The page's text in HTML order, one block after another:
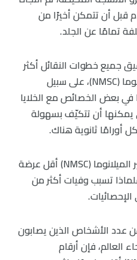
قبل أن تتمكن أخيرًا من
تمامًا عن الجلد.
جميع خطوات النقائل أكثر
من خلايا السرطانات غير الميلانوما (NMSC)، على سبيل
في بعض الخصائص مع الخلايا
يمكنها أن تتكيّف بسهولة
أورامًا ثانوية هناك.
إذا كان الأمر أن السرطانات غير الميلانوما (NMSC) أقل عرضة
تسبب وفيات أكثر من
الإحصائيات.
عدد الأشخاص الذين يصابون
العالم، فإن أرقام